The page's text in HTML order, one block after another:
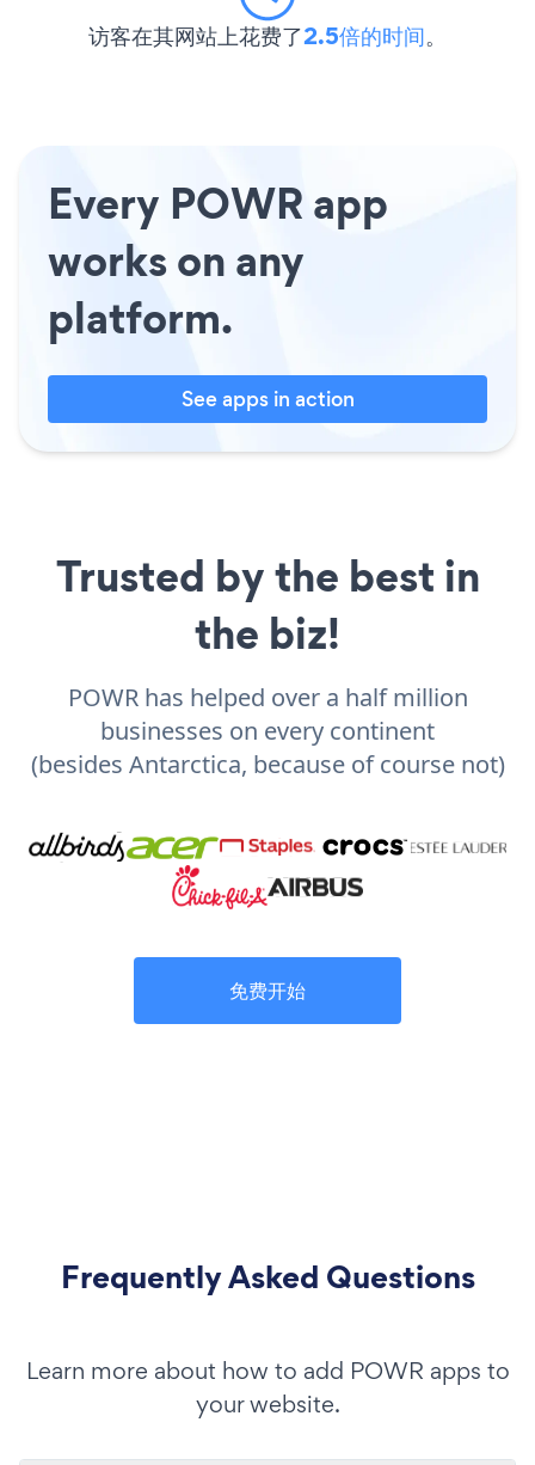
访客在其网站上花费了2.5倍的时间。
Every POWR app
works on any
platform.
See apps in action
Trusted by the best in
the biz!
POWR has helped over a half million
businesses on every continent
(besides Antarctica, because of course not)
免费开始
Frequently Asked Questions
Learn more about how to add POWR apps to
your website.